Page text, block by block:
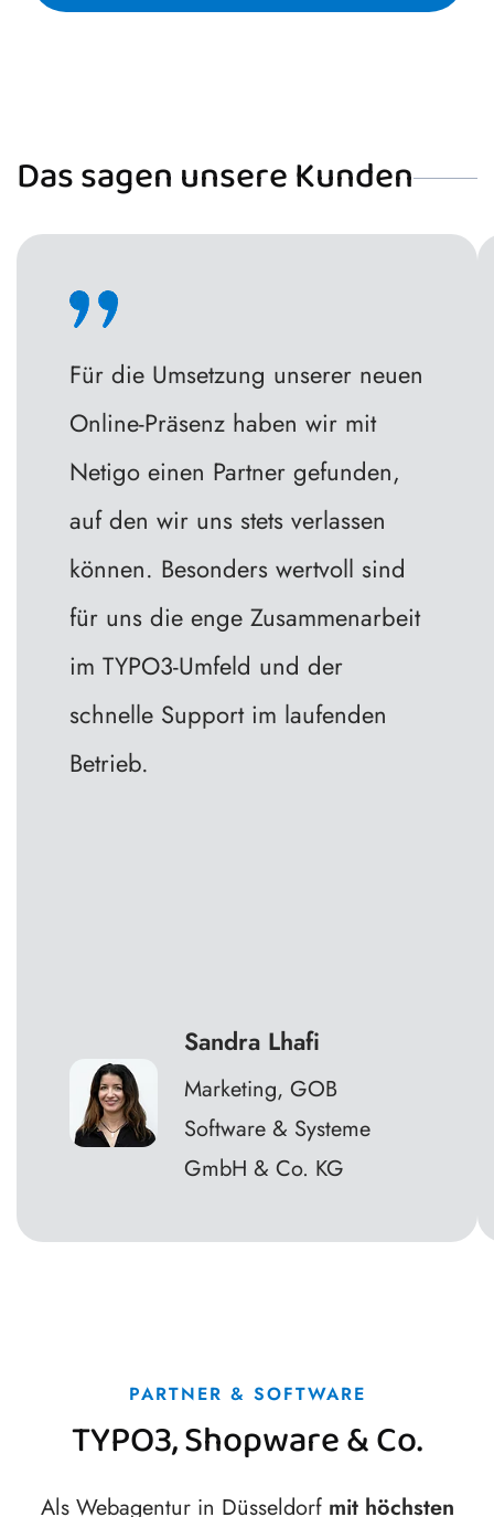
Das sagen unsere Kunden
Für die Umsetzung unserer neuen
Online-Präsenz haben wir mit
Netigo einen Partner gefunden,
auf den wir uns stets verlassen
können. Besonders wertvoll sind
für uns die enge Zusammenarbeit
im TYPO3-Umfeld und der
schnelle Support im laufenden
Betrieb.
Sandra Lhafi
Marketing, GOB
Software & Systeme
GmbH & Co. KG
PARTNER & SOFTWARE
TYPO3, Shopware & Co.
Als Webagentur in Düsseldorf mit höchsten